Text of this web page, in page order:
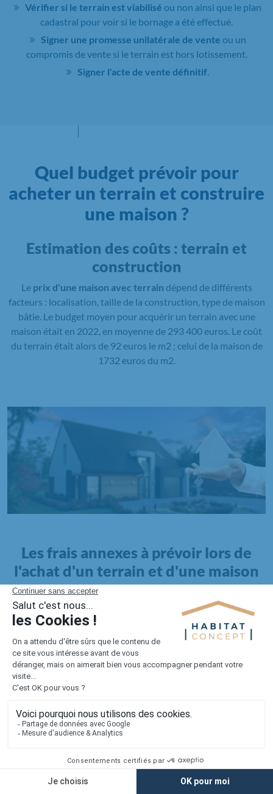
Vérifier si le terrain est viabilisé ou non ainsi que le plan
cadastral pour voir si le bornage a été effectué.
Signer une promesse unilatérale de vente ou un
compromis de vente si le terrain est hors lotissement.
Signer l'acte de vente définitif
Quel budget prévoir pour
acheter un terrain et construire
une maison ?
Estimation des coûts : terrain et
construction
Le prix d'une maison avec terrain dépend de différents
facteurs : localisation, taille de la construction, type de maison
bâtie. Le budget moyen pour acquérir un terrain avec une
maison était en 2022, en moyenne de 293 400 euros. Le coût
du terrain était alors de 92 euros le m2 ; celui de la maison de
1732 euros du m2.
Les frais annexes à prévoir lors de
l'achat d'un terrain et d'une maison
Il faut également intégrer à votre budget, les
pour la maison. Outre l'achat du terrain et la construction, il
faut prendre en compte la viabilisation si elle n'est pas
proposée par le constructeur. Les frais de raccordements et les
taxes éventuelles coûtent entre 5 000 et 15 000 euros selon la
localisation du terrain et son accès.
Quant auxfrais de notaire
Lorsque vous vous tournez vers une maison existante, il sera
nécessaire de faire des travaux de rénovation. Ceux-ci sont
souvent coûteux et doivent être ajoutés au prix de l'achat